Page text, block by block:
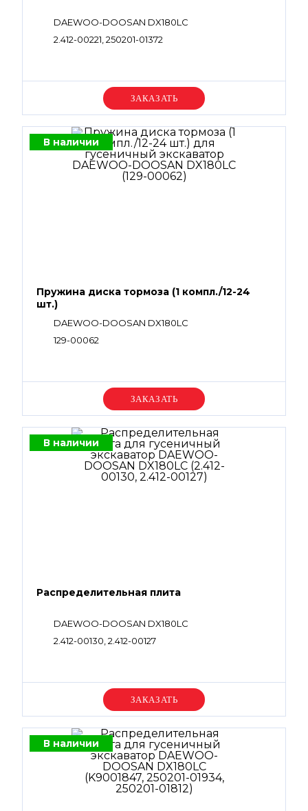
DAEWOO-DOOSAN DX180LC
2.412-00221, 250201-01372
Уточняйте цену
В наличии
Пружина диска тормоза (1 компл./12-24
шт.)
DAEWOO-DOOSAN DX180LC
129-00062
Уточняйте цену
В наличии
Распределительная плита
DAEWOO-DOOSAN DX180LC
2.412-00130, 2.412-00127
Уточняйте цену
В наличии